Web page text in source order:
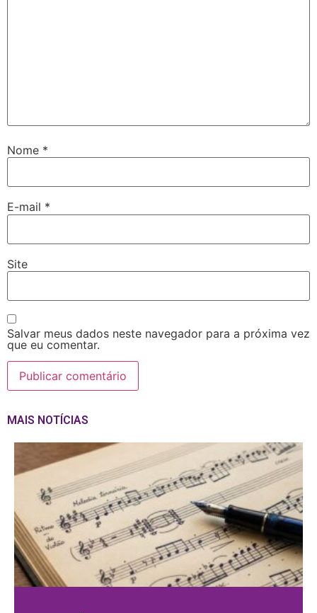
Nome *
E-mail *
Site
Salvar meus dados neste navegador para a próxima vez
que eu comentar.
MAIS NOTÍCIAS